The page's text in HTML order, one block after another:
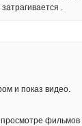
.
и показ видео.